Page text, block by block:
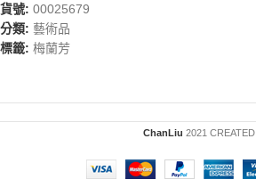
貨號: 00025679
分類: 藝術品
標籤: 梅蘭芳
ChanLiu 2021 CREATED